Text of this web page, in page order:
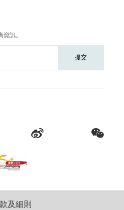
訊。
提交
及細則